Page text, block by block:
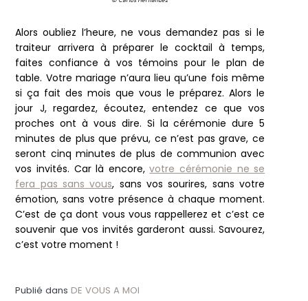
Alors oubliez l’heure, ne vous demandez pas si le
traiteur arrivera à préparer le cocktail à temps,
faites confiance à vos témoins pour le plan de
table. Votre mariage n’aura lieu qu’une fois même
si ça fait des mois que vous le préparez. Alors le
jour J, regardez, écoutez, entendez ce que vos
proches ont à vous dire. Si la cérémonie dure 5
minutes de plus que prévu, ce n’est pas grave, ce
seront cinq minutes de plus de communion avec
vos invités. Car là encore,votre cérémonie ne se
fera pas sans vous, sans vos sourires, sans votre
émotion, sans votre présence à chaque moment.
C’est de ça dont vous vous rappellerez et c’est ce
souvenir que vos invités garderont aussi. Savourez,
c’est votre moment !
Publié dansDE VOUS A MOI